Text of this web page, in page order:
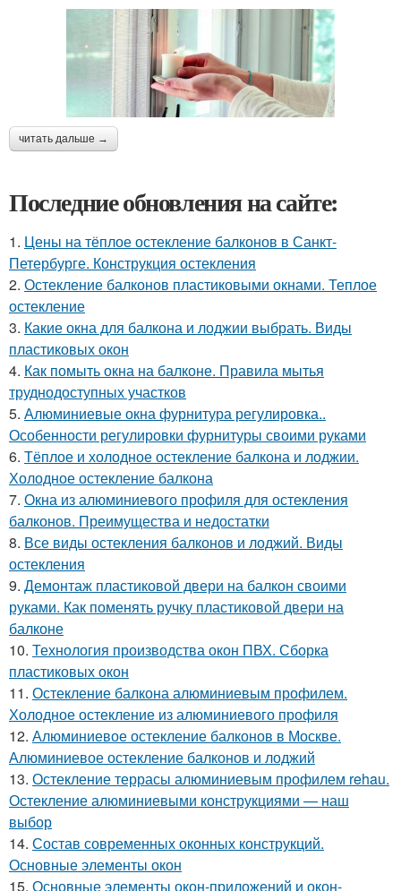
читать дальше →
Последние обновления на сайте:
1. Цены на тёплое остекление балконов в Санкт-
Петербурге. Конструкция остекления
2. Остекление балконов пластиковыми окнами. Теплое
остекление
3. Какие окна для балкона и лоджии выбрать. Виды
пластиковых окон
4. Как помыть окна на балконе. Правила мытья
труднодоступных участков
5. Алюминиевые окна фурнитура регулировка..
Особенности регулировки фурнитуры своими руками
6. Тёплое и холодное остекление балкона и лоджии.
Холодное остекление балкона
7. Окна из алюминиевого профиля для остекления
балконов. Преимущества и недостатки
8. Все виды остекления балконов и лоджий. Виды
остекления
9. Демонтаж пластиковой двери на балкон своими
руками. Как поменять ручку пластиковой двери на
балконе
10. Технология производства окон ПВХ. Сборка
пластиковых окон
11. Остекление балкона алюминиевым профилем.
Холодное остекление из алюминиевого профиля
12. Алюминиевое остекление балконов в Москве.
Алюминиевое остекление балконов и лоджий
13. Остекление террасы алюминиевым профилем rehau.
Остекление алюминиевыми конструкциями — наш
выбор
14. Состав современных оконных конструкций.
Основные элементы окон
15. Основные элементы окон-приложений и окон-